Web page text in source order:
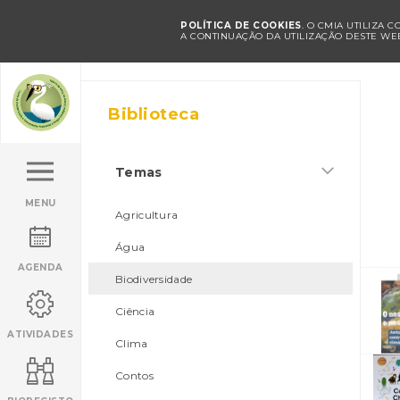
POLÍTICA DE COOKIES. O CMIA UTILIZA
A CONTINUAÇÃO DA UTILIZAÇÃO DESTE
MENU
AGENDA
ATIVIDADES
Biblioteca
Temas
Agricultura
Água
Biodiversidade
Ciência
Clima
Contos